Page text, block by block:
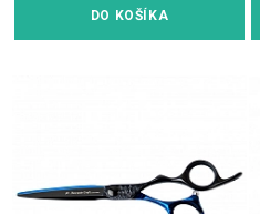
DO KOŠÍKA